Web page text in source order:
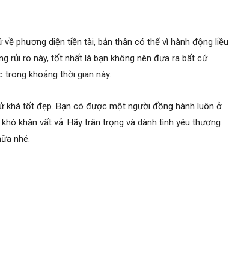
phương diện tiền tài, bản thân có thể vì hành động liều
rủi ro này, tốt nhất là bạn không nên đưa ra bất cứ
trong khoảng thời gian này.
khá tốt đẹp. Bạn có được một người đồng hành luôn ở
khăn vất vả. Hãy trân trọng và dành tình yêu thương
nhé.